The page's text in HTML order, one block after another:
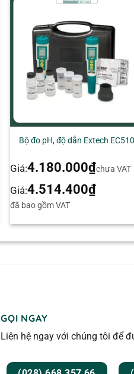
Bộ đo pH, độ dẫn Extech EC510
Giá:4.180.000₫chưa VAT
Giá:4.514.400₫
đã bao gồm VAT
GỌI NGAY
Liên hệ ngay với chúng tôi để